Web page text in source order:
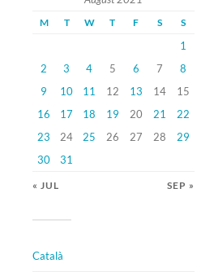
M T W T F S S
1
2
3 4 5 6 7
8
9
10 11 12 13 14
15
16
17 18 19 20 21
22
23
24 25 26 27 28
29
30
31
« JUL SEP »
Català